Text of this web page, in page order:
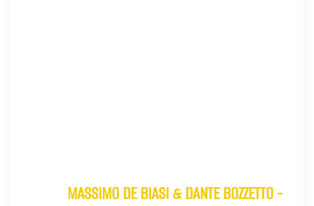
MASSIMO DE BIASI & DANTE BOZZETTO -